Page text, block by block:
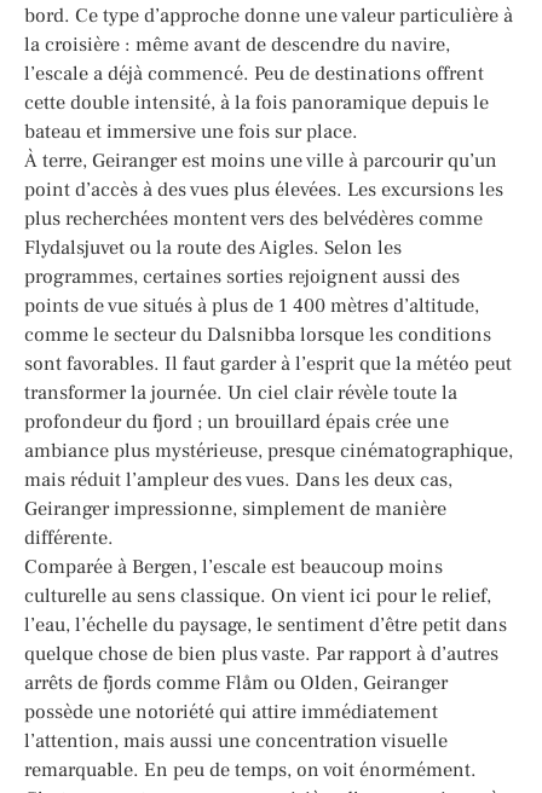
bord. Ce type d’approche donne une valeur particulière à
la croisière : même avant de descendre du navire,
l’escale a déjà commencé. Peu de destinations offrent
cette double intensité, à la fois panoramique depuis le
bateau et immersive une fois sur place.
À terre, Geiranger est moins une ville à parcourir qu’un
point d’accès à des vues plus élevées. Les excursions les
plus recherchées montent vers des belvédères comme
Flydalsjuvet ou la route des Aigles. Selon les
programmes, certaines sorties rejoignent aussi des
points de vue situés à plus de 1 400 mètres d’altitude,
comme le secteur du Dalsnibba lorsque les conditions
sont favorables. Il faut garder à l’esprit que la météo peut
transformer la journée. Un ciel clair révèle toute la
profondeur du fjord ; un brouillard épais crée une
ambiance plus mystérieuse, presque cinématographique,
mais réduit l’ampleur des vues. Dans les deux cas,
Geiranger impressionne, simplement de manière
différente.
Comparée à Bergen, l’escale est beaucoup moins
culturelle au sens classique. On vient ici pour le relief,
l’eau, l’échelle du paysage, le sentiment d’être petit dans
quelque chose de bien plus vaste. Par rapport à d’autres
arrêts de fjords comme Flåm ou Olden, Geiranger
possède une notoriété qui attire immédiatement
l’attention, mais aussi une concentration visuelle
remarquable. En peu de temps, on voit énormément.